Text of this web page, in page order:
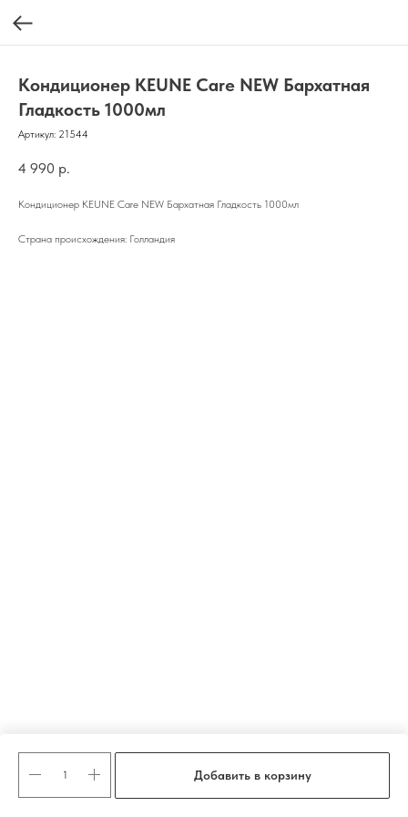
Кондиционер KEUNE Care NEW Бархатная
Гладкость 1000мл
Артикул: 21544
4 990 р.
Добавить в корзину
Кондиционер KEUNE Care NEW Бархатная Гладкость 1000мл
Страна происхождения: Голландия